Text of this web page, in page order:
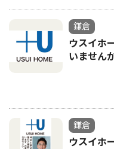
鎌倉
ウスイホ
いません
鎌倉
ウスイホ